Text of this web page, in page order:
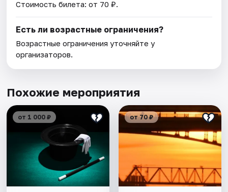
Стоимость билета: от 70 ₽.
Есть ли возрастные ограничения?
Возрастные ограничения уточняйте у
организаторов.
Похожие мероприятия
от 1 000 ₽ от 70 ₽